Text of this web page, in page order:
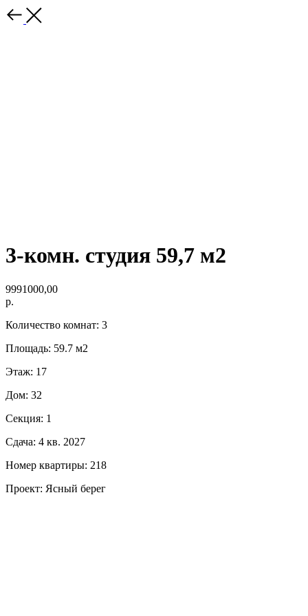
3-комн. студия 59,7 м2
9991000,00
р.
Количество комнат: 3
Площадь: 59.7 м2
Этаж: 17
Дом: 32
Секция: 1
Сдача: 4 кв. 2027
Номер квартиры: 218
Проект: Ясный берег